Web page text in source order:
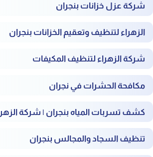
شركة عزل خزانات بنجران
الزهراء لتنظيف وتعقيم الخزانات بنجران
شركة الزهراء لتنظيف المكيفات
مكافحة الحشرات في نجران
كشف تسربات المياه بنجران | شركة الزهراء
تنظيف السجاد والمجالس بنجران